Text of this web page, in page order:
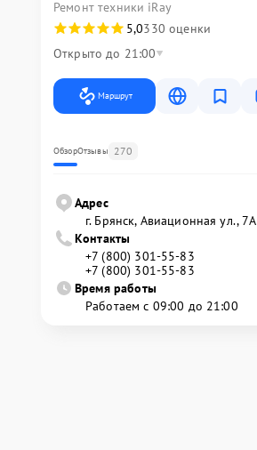
Ремонт техники iRay
5,0330 оценки
Открыто до 21:00
Маршрут
ОбзорОтзывы 270
Адрес
г. Брянск, Авиационная ул., 7А
Контакты
+7 (800) 301-55-83
+7 (800) 301-55-83
Время работы
Работаем с 09:00 до 21:00